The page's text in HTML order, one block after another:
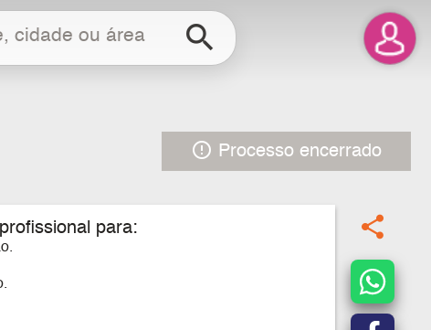
search
error_outline Processo encerrado
para:
share